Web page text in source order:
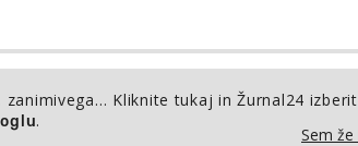
Kliknite tukaj in Žurnal24
.
Sem že